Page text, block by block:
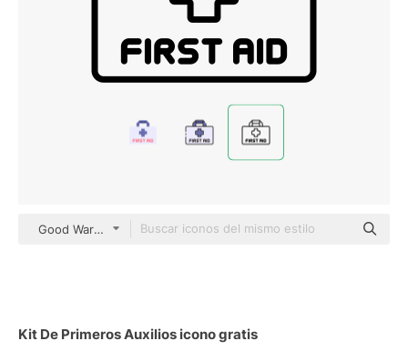
Good Ware Lineal
Kit De Primeros Auxilios icono gratis